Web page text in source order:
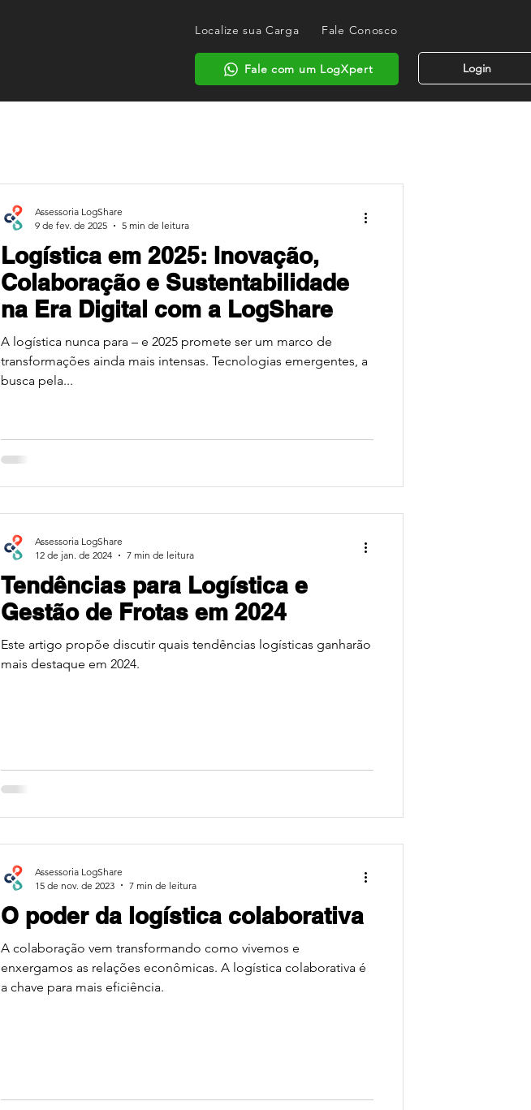
Localize sua Carga Fale Conosco
Fale com um LogXpert Login
Logística em 2025: Inovação,
Colaboração e Sustentabilidade
na Era Digital com a LogShare
A logística nunca para – e 2025 promete ser um marco de
transformações ainda mais intensas. Tecnologias emergentes, a
busca pela...
Assessoria LogShare
9 de fev. de 2025
5 min de leitura
Tendências para Logística e
Gestão de Frotas em 2024
Este artigo propõe discutir quais tendências logísticas ganharão
mais destaque em 2024.
Assessoria LogShare
12 de jan. de 2024
7 min de leitura
O poder da logística colaborativa
A colaboração vem transformando como vivemos e
enxergamos as relações econômicas. A logística colaborativa é
a chave para mais eficiência.
Assessoria LogShare
15 de nov. de 2023
7 min de leitura